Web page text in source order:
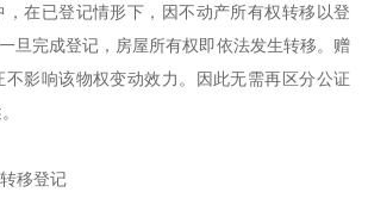
在已登记情形下，因不动产所有权转移以登
旦完成登记，房屋所有权即依法发生转移。赠
影响该物权变动效力。因此无需再区分公证
移登记